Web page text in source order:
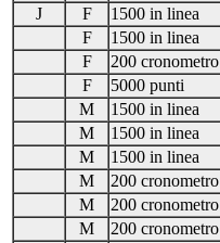
J
F 1500 in linea
F
1500 in linea
F
200 cronometro
F
5000 punti
M
1500 in linea
M
1500 in linea
M
1500 in linea
M
200 cronometro
M
200 cronometro
M
200 cronometro